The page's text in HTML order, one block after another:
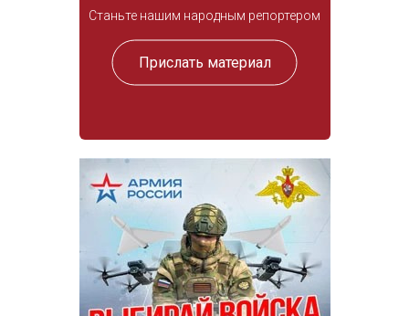
Станьте нашим народным репортером
Прислать материал